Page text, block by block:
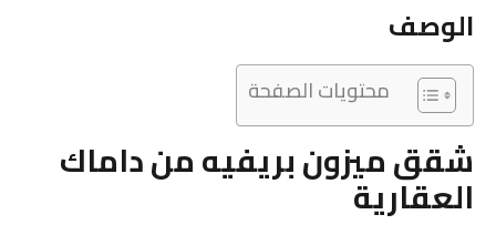
الوصف
محتويات الصفحة
شقق ميزون بريفيه من داماك
العقارية